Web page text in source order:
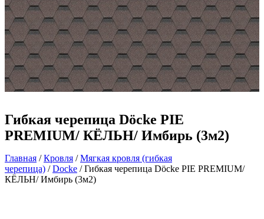
Гибкая черепица Döcke PIE
PREMIUM/ КЁЛЬН/ Имбирь (3м2)
Главная /Кровля /Мягкая кровля (гибкая
черепица) /Docke / Гибкая черепица Döcke PIE PREMIUM/
КЁЛЬН/ Имбирь (3м2)